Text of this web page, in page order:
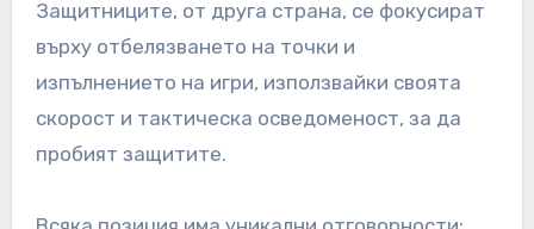
Защитниците, от друга страна, се фокусират
върху отбелязването на точки и
изпълнението на игри, използвайки своята
скорост и тактическа осведоменост, за да
пробият защитите.